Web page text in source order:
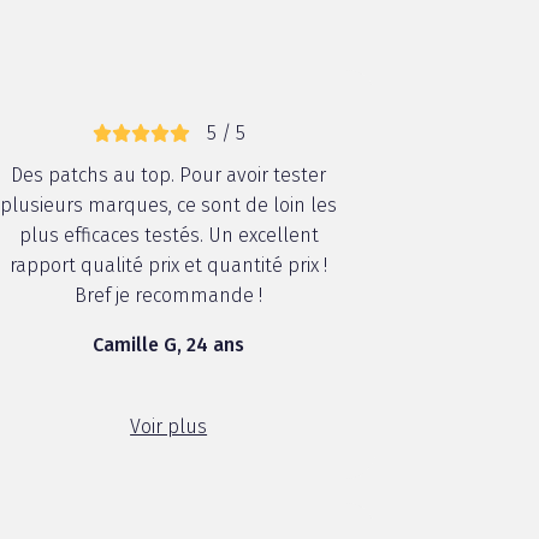
5 / 5
Des patchs au top. Pour avoir tester
plusieurs marques, ce sont de loin les
plus efficaces testés. Un excellent
rapport qualité prix et quantité prix !
Bref je recommande !
Camille G, 24 ans
Voir plus